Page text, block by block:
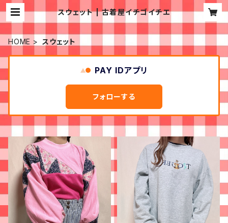
スウェット | 古着屋イチゴイチエ
HOME スウェット
PAY IDアプリ
フォローする